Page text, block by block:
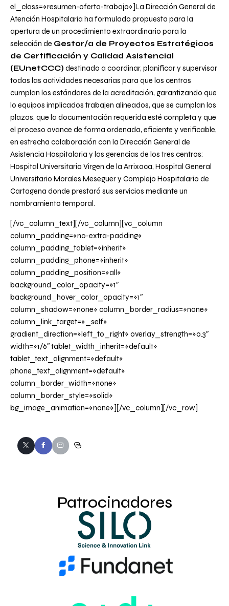
el_class=»resumen-oferta-trabajo»]La Dirección General de
Atención Hospitalaria ha formulado propuesta para la
apertura de un procedimiento extraordinario para la
selección de Gestor/a de Proyectos Estratégicos
de Certificación y Calidad Asistencial
(EUnetCCC) destinado a coordinar, planificar y supervisar
todas las actividades necesarias para que los centros
cumplan los estándares de la acreditación, garantizando que
lo equipos implicados trabajen alineados, que se cumplan los
plazos, que la documentación requerida esté completa y que
el proceso avance de forma ordenada, eficiente y verificable,
en estrecha colaboración con la Dirección General de
Asistencia Hospitalaria y las gerencias de los tres centros:
Hospital Universitario Virgen de la Arrixaca, Hospital General
Universitario Morales Meseguer y Complejo Hospitalario de
Cartagena donde prestará sus servicios mediante un
nombramiento temporal.
[/vc_column_text][/vc_column][vc_column
column_padding=»no-extra-padding»
column_padding_tablet=»inherit»
column_padding_phone=»inherit»
column_padding_position=»all»
background_color_opacity=»1″
background_hover_color_opacity=»1″
column_shadow=»none» column_border_radius=»none»
column_link_target=»_self»
gradient_direction=»left_to_right» overlay_strength=»0.3″
width=»1/6″ tablet_width_inherit=»default»
tablet_text_alignment=»default»
phone_text_alignment=»default»
column_border_width=»none»
column_border_style=»solid»
bg_image_animation=»none»][/vc_column][/vc_row]
Patrocinadores